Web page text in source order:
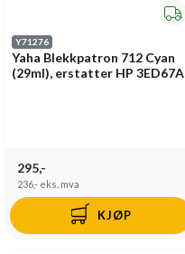
Y71276
Yaha Blekkpatron 712 Cyan
(29ml), erstatter HP 3ED67A
295,-
236,- eks. mva
KJØP